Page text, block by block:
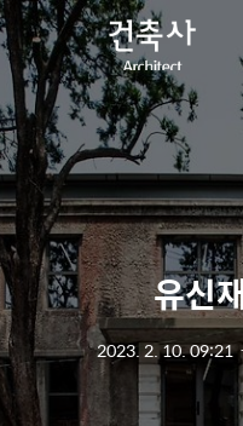
유신
2023. 2. 10. 09:21